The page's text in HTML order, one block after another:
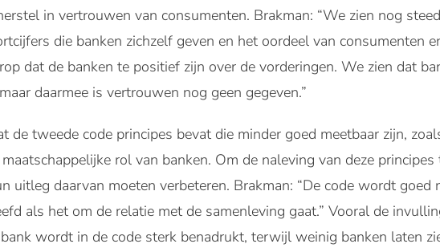
in vertrouwen van consumenten. Brakman: “We zien nog
die banken zichzelf geven en het oordeel van consumenten
dat de banken te positief zijn over de vorderingen. We zien dat
daarmee is vertrouwen nog geen gegeven.”
de tweede code principes bevat die minder goed meetbaar zijn,
rol van banken. Om de naleving van deze principes
uitleg daarvan moeten verbeteren. Brakman: “De code wordt goed
als het om de relatie met de samenleving gaat.” Vooral de
wordt in de code sterk benadrukt, terwijl weinig banken laten